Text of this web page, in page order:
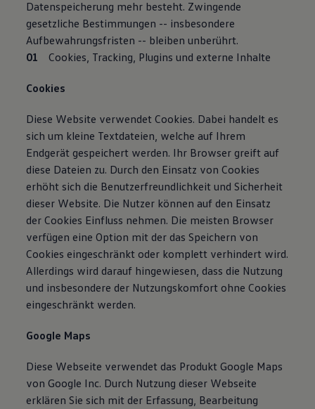
Datenspeicherung mehr besteht. Zwingende
gesetzliche Bestimmungen -- insbesondere
Aufbewahrungsfristen -- bleiben unberührt.
Cookies, Tracking, Plugins und externe Inhalte
Cookies
Diese Website verwendet Cookies. Dabei handelt es
sich um kleine Textdateien, welche auf Ihrem
Endgerät gespeichert werden. Ihr Browser greift auf
diese Dateien zu. Durch den Einsatz von Cookies
erhöht sich die Benutzerfreundlichkeit und Sicherheit
dieser Website. Die Nutzer können auf den Einsatz
der Cookies Einfluss nehmen. Die meisten Browser
verfügen eine Option mit der das Speichern von
Cookies eingeschränkt oder komplett verhindert wird.
Allerdings wird darauf hingewiesen, dass die Nutzung
und insbesondere der Nutzungskomfort ohne Cookies
eingeschränkt werden.
Google Maps
Diese Webseite verwendet das Produkt Google Maps
von Google Inc. Durch Nutzung dieser Webseite
erklären Sie sich mit der Erfassung, Bearbeitung